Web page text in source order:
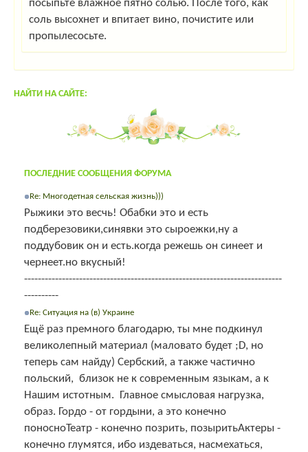
посыпьте влажное пятно солью. После того, как
соль высохнет и впитает вино, почистите или
пропылесосьте.
НАЙТИ НА САЙТЕ:
ПОСЛЕДНИЕ СООБЩЕНИЯ ФОРУМА
Re: Многодетная сельская жизнь)))
Рыжики это весчь! Обабки это и есть
подберезовики,синявки это сыроежки,ну а
поддубовик он и есть.когда режешь он синеет и
чернеет.но вкусный!
---------------------------------------------------------------------------
----------
Re: Ситуация на (в) Украине
Ещё раз премного благодарю, ты мне подкинул
великолепный материал (маловато будет ;D, но
теперь сам найду) Сербский, а также частично
польский, близок не к современным языкам, а к
Нашим истотным. Главное смысловая нагрузка,
образ. Гордо - от гордыни, а это конечно
поносноТеатр - конечно позрить, позыритьАктеры -
конечно глумятся, ибо издеваться, насмехаться,